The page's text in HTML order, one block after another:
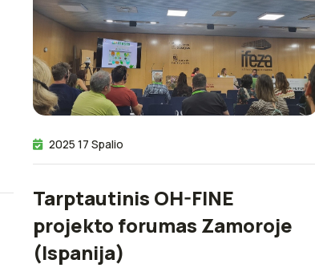
2025 17 Spalio
Tarptautinis OH-FINE
projekto forumas Zamoroje
(Ispanija)